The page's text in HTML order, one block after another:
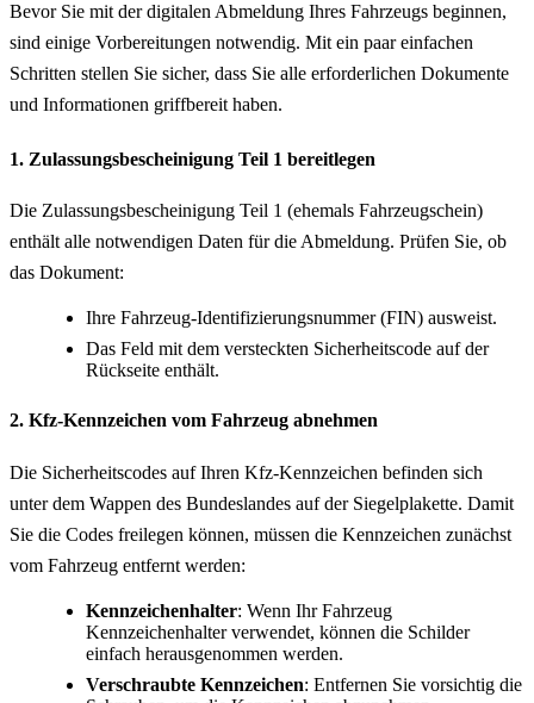
Bevor Sie mit der digitalen Abmeldung Ihres Fahrzeugs beginnen,
sind einige Vorbereitungen notwendig. Mit ein paar einfachen
Schritten stellen Sie sicher, dass Sie alle erforderlichen Dokumente
und Informationen griffbereit haben.
1. Zulassungsbescheinigung Teil 1 bereitlegen
Die Zulassungsbescheinigung Teil 1 (ehemals Fahrzeugschein)
enthält alle notwendigen Daten für die Abmeldung. Prüfen Sie, ob
das Dokument:
Ihre Fahrzeug-Identifizierungsnummer (FIN) ausweist.
Das Feld mit dem versteckten Sicherheitscode auf der
Rückseite enthält.
2. Kfz-Kennzeichen vom Fahrzeug abnehmen
Die Sicherheitscodes auf Ihren Kfz-Kennzeichen befinden sich
unter dem Wappen des Bundeslandes auf der Siegelplakette. Damit
Sie die Codes freilegen können, müssen die Kennzeichen zunächst
vom Fahrzeug entfernt werden:
Kennzeichenhalter: Wenn Ihr Fahrzeug
Kennzeichenhalter verwendet, können die Schilder
einfach herausgenommen werden.
Verschraubte Kennzeichen: Entfernen Sie vorsichtig die